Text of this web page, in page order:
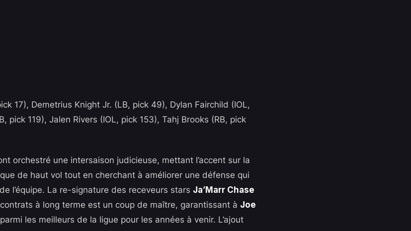
17), Demetrius Knight Jr. (LB, pick 49), Dylan Fairchild (IOL,
pick 119), Jalen Rivers (IOL, pick 153), Tahj Brooks (RB, pick
orchestré une intersaison judicieuse, mettant l’accent sur la
de haut vol tout en cherchant à améliorer une défense qui
l’équipe. La re-signature des receveurs stars Ja’Marr Chase
à long terme est un coup de maître, garantissant à Joe
les meilleurs de la ligue pour les années à venir. L’ajout